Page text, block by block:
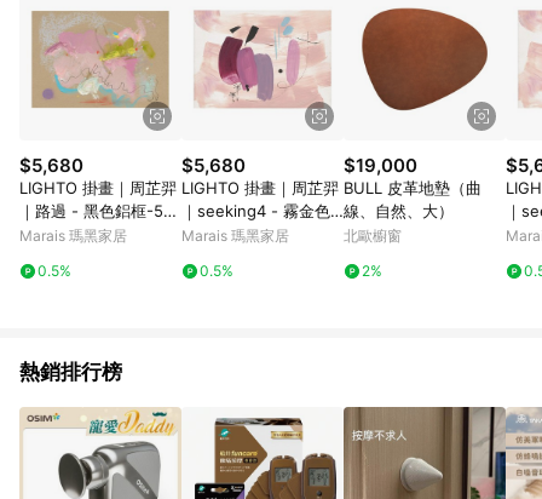
實際回饋請依LINE購物通知為主。 6. 訂單如有使用東森購物
ETMall站內之折扣優惠(包含但不限於東森幣、樂透金、東森現金
券等)，不具點數回饋資格。詳細請依東森購物ETMall之結帳頁面
顯示為準。 7. LINE購物設有「單一商品最高回饋點數」機制(特
殊活動時開放「回饋無上限」)，以同一訂單中同一商品不論件數
計算，並依訂單成立時間當下LINE購物所設定的回饋機制為準。
8. LINE購物為購物資訊整合性平台，商品資料更新會有時間差，
如顯示之商品規格、顏色、價位、贈品與東森購物ETMall銷售網
頁不符，以銷售網頁標示為準。 9. 若有贈點爭議，請務必於訂單
日期+180天以內至LINE購物客服洽詢；若超過180天(含)以上進
行申訴，恕無法贈點回饋。 10. 部分點數紅包僅限指定商品使
用，或不適用於無回饋商品。各點數紅包之適用商品與使用條件
$5,680
LIGHTO 掛畫｜周芷羿
｜路過 - 黑色鋁框-50
x 70 cm
Marais 瑪黑家居
0.5%
$5,680
LIGHTO 掛畫｜周芷羿
｜seeking4 - 霧金色
鋁框-50 x 70 cm
Marais 瑪黑家居
0.5%
$19,000
BULL 皮革地墊（曲
線、自然、大）
北歐櫥窗
2%
｜
框-
熱銷排行榜